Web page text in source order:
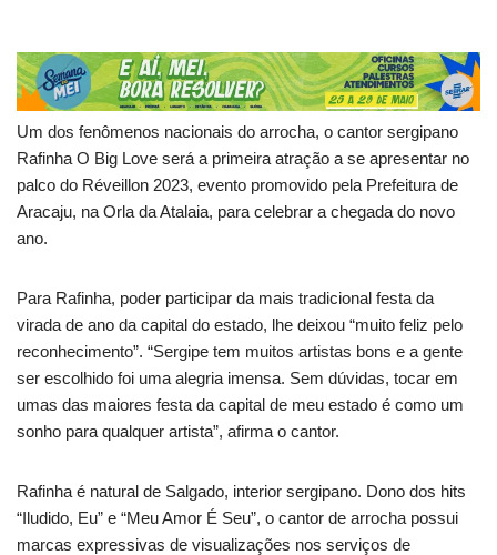
Um dos fenômenos nacionais do arrocha, o cantor sergipano
Rafinha O Big Love será a primeira atração a se apresentar no
palco do Réveillon 2023, evento promovido pela Prefeitura de
Aracaju, na Orla da Atalaia, para celebrar a chegada do novo
ano.
Para Rafinha, poder participar da mais tradicional festa da
virada de ano da capital do estado, lhe deixou “muito feliz pelo
reconhecimento”. “Sergipe tem muitos artistas bons e a gente
ser escolhido foi uma alegria imensa. Sem dúvidas, tocar em
umas das maiores festa da capital de meu estado é como um
sonho para qualquer artista”, afirma o cantor.
Rafinha é natural de Salgado, interior sergipano. Dono dos hits
“Iludido, Eu” e “Meu Amor É Seu”, o cantor de arrocha possui
marcas expressivas de visualizações nos serviços de